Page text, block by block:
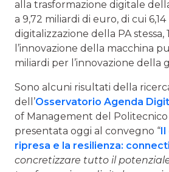
alla trasformazione digitale
a 9,72 miliardi di euro, di cui
digitalizzazione della PA stessa,
l’innovazione della macchina
miliardi per l’innovazione della
Sono alcuni risultati della
dell’Osservatorio Agenda
of Management del Politecnico
presentata oggi al convegno “Il
ripresa e la resilienza:
concretizzare tutto il